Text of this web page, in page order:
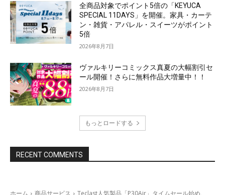
全商品対象でポイント5倍の「KEYUCA
SPECIAL 11DAYS」を開催。家具・カーテ
ン・雑貨・アパレル・スイーツがポイント
5倍
2026年8月7日
ヴァルキリーコミックス真夏の大幅割引セ
ール開催！さらに無料作品大増量中！！
2026年8月7日
もっとロードする
RECENT COMMENTS